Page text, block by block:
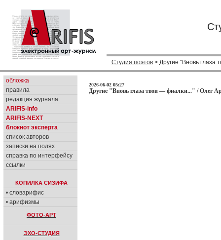
Студия поэтов > Другие "Вновь глаза
обложка
правила
редакция журнала
ARIFIS-info
ARIFIS-NEXT
блокнот эксперта
список авторов
записки на полях
справка по интерфейсу
ссылки
КОПИЛКА СИЗИФА
• словарифис
• арифизмы
ФОТО-АРТ
ЭХО-СТУДИЯ
2026-06-02 05:27
Другие "Вновь глаза твои — фиалки..." / Олег